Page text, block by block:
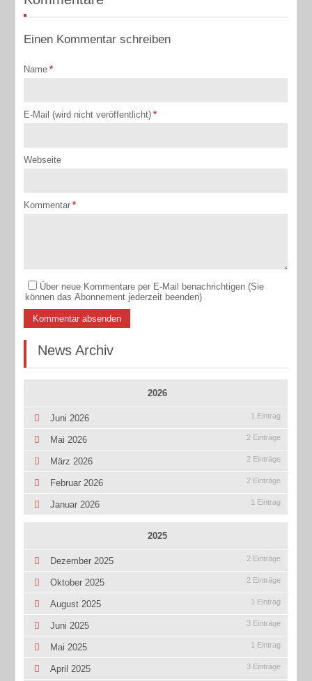
Einen Kommentar schreiben
Name *
E-Mail (wird nicht veröffentlicht) *
Webseite
Kommentar *
Über neue Kommentare per E-Mail benachrichtigen (Sie
können das Abonnement jederzeit beenden)
Kommentar absenden
News Archiv
2026
Juni 2026 1 Eintrag
Mai 2026 2 Einträge
März 2026 2 Einträge
Februar 2026 2 Einträge
Januar 2026 1 Eintrag
2025
Dezember 2025 2 Einträge
Oktober 2025 2 Einträge
August 2025 1 Eintrag
Juni 2025 3 Einträge
Mai 2025 1 Eintrag
April 2025 3 Einträge